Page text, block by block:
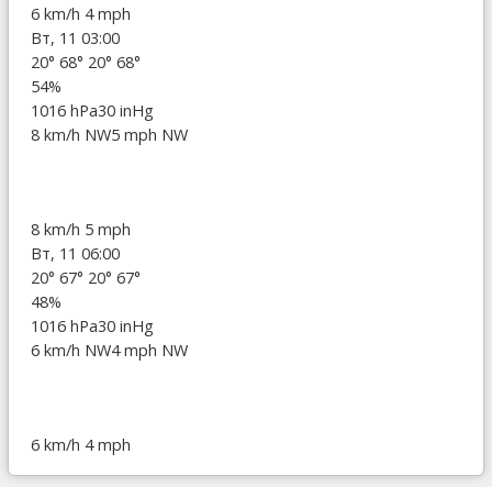
6 km/h 4 mph
Вт, 11 03:00
20° 68° 20° 68°
54%
1016 hPa30 inHg
8 km/h NW5 mph NW
8 km/h 5 mph
Вт, 11 06:00
20° 67° 20° 67°
48%
1016 hPa30 inHg
6 km/h NW4 mph NW
6 km/h 4 mph